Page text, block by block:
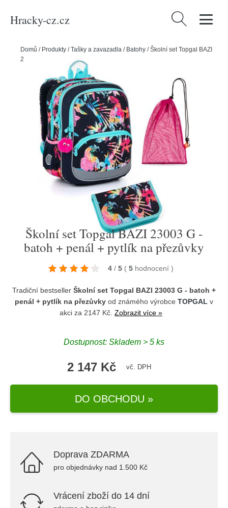
Hracky-cz.cz Vyhledávání
Domů / Produkty /Tašky a zavazadla / Batohy /Školní set Topgal BAZI
23003 G - batoh + penál + pytlík na přezůvky
Školní set Topgal BAZI 23003 G -
batoh + penál + pytlík na přezůvky
4 / 5 ( 5 hodnocení )
Tradiční bestseller Školní set Topgal BAZI 23003 G - batoh +
penál + pytlík na přezůvky od známého výrobce TOPGAL v
akci za 2147 Kč. Zobrazit více »
Dostupnost: Skladem > 5 ks
2 147 Kč vč. DPH
DO OBCHODU »
Doprava ZDARMA
pro objednávky nad 1.500 Kč
Vrácení zboží do 14 dní